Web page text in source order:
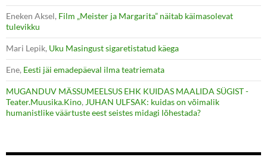
Eneken Aksel, Film „Meister ja Margarita” näitab käimasolevat
tulevikku
Mari Lepik, Uku Masingust sigaretistatud käega
Ene, Eesti jäi emadepäeval ilma teatriemata
MUGANDUV MÄSSUMEELSUS EHK KUIDAS MAALIDA SÜGIST -
Teater.Muusika.Kino, JUHAN ULFSAK: kuidas on võimalik
humanistlike väärtuste eest seistes midagi lõhestada?